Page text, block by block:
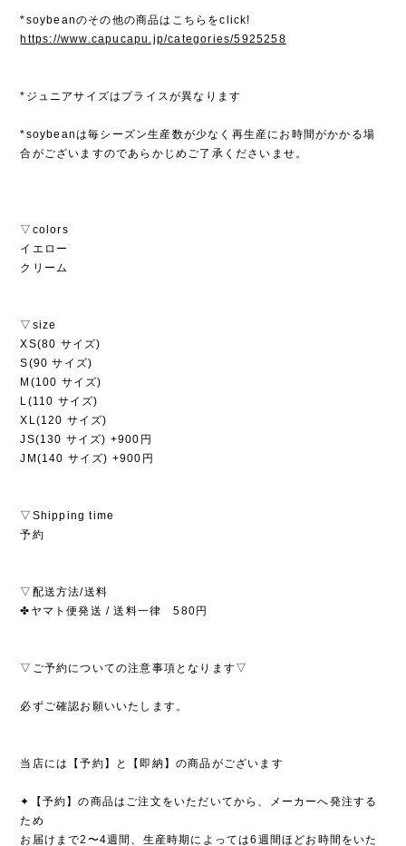
*soybeanのその他の商品はこちらをclick!
https://www.capucapu.jp/categories/5925258
*ジュニアサイズはプライスが異なります
*soybeanは毎シーズン生産数が少なく再生産にお時間がかかる場
合がございますのであらかじめご了承くださいませ。
▽colors
イエロー
クリーム
▽size
XS(80 サイズ)
S(90 サイズ)
M(100 サイズ)
L(110 サイズ)
XL(120 サイズ)
JS(130 サイズ) +900円
JM(140 サイズ) +900円
▽Shipping time
予約
▽配送方法/送料
✤ヤマト便発送 / 送料一律 580円
▽ご予約についての注意事項となります▽
必ずご確認お願いいたします。
当店には【予約】と【即納】の商品がございます
✦【予約】の商品はご注文をいただいてから、メーカーへ発注する
ため
お届けまで2〜4週間、生産時期によっては6週間ほどお時間をいた